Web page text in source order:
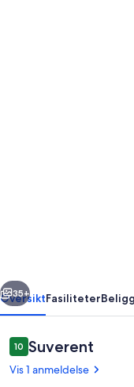
Neste
35+
OversiktFasiliteter
Anmeldelser
1010 av 10 –
Suverent
Vis 1 anmeldelse